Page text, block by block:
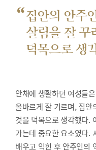
“집안의 안주
살림을 잘 꾸
덕목으로 생
안채에 생활하던 여성들
올바르게 잘 기르며, 집안
것을 덕목으로 생각했다.
가는데 중요한 요소였다.
배우고 익힌 후 안주인의